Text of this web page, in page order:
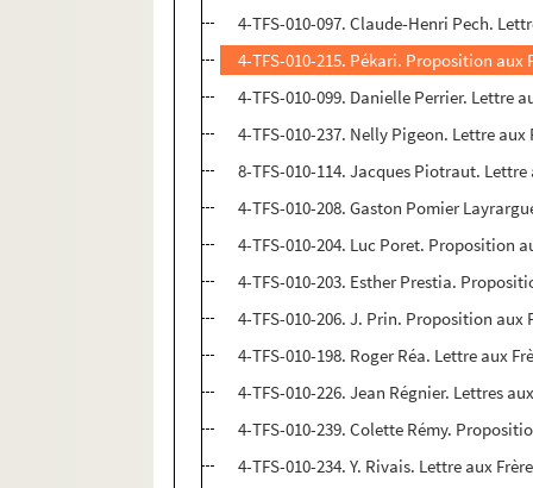
4-TFS-010-097. Claude-Henri Pech.
4-TFS-010-215. Pékari. Proposition aux
4-TFS-010-099. Danielle Perrier. Lettre
4-TFS-010-237. Nelly Pigeon. Lettre aux
8-TFS-010-114. Jacques Piotraut. Lettre
4-TFS-010-208. Gaston Pomier
4-TFS-010-204. Luc Poret. Proposition
4-TFS-010-203. Esther Prestia.
4-TFS-010-206. J. Prin. Proposition aux
4-TFS-010-198. Roger Réa. Lettre aux
4-TFS-010-226. Jean Régnier. Lettres
4-TFS-010-239. Colette Rémy.
4-TFS-010-234. Y. Rivais. Lettre aux